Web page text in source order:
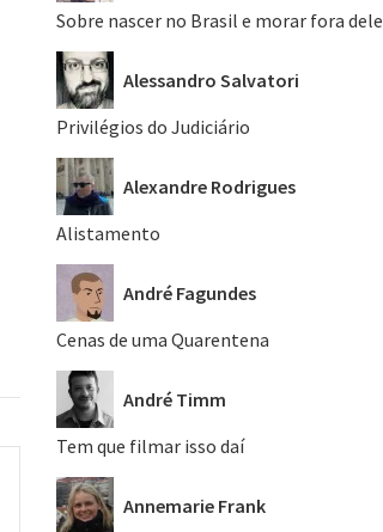
Sobre nascer no Brasil e morar fora dele
Alessandro Salvatori
Privilégios do Judiciário
Alexandre Rodrigues
Alistamento
André Fagundes
Cenas de uma Quarentena
André Timm
Tem que filmar isso daí
Annemarie Frank